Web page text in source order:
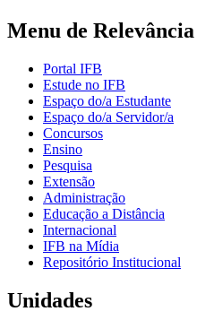
Menu de Relevância
Portal IFB
Estude no IFB
Espaço do/a Estudante
Espaço do/a Servidor/a
Concursos
Ensino
Pesquisa
Extensão
Administração
Educação a Distância
Internacional
IFB na Mídia
Repositório Institucional
Unidades